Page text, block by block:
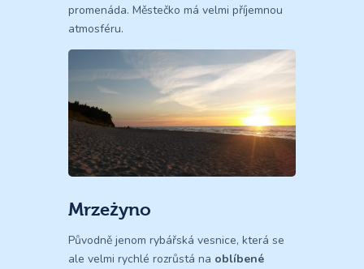
promenáda. Městečko má velmi příjemnou
atmosféru.
Mrzeżyno
Původně jenom rybářská vesnice, která se
ale velmi rychlé rozrůstá na oblíbené